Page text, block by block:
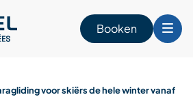
Booken
voor skiërs de hele winter vanaf